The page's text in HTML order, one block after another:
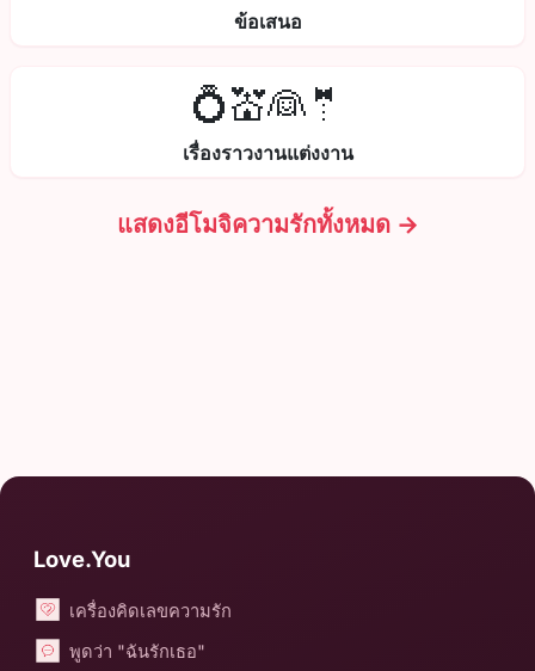
ข้อเสนอ
💍💒👰🤵
เรื่องราวงานแต่งงาน
แสดงอีโมจิความรักทั้งหมด →
Love.You
เครื่องคิดเลขความรัก
พูดว่า "ฉันรักเธอ"